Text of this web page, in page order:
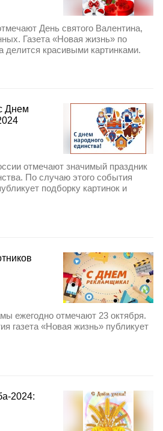
День святого Валентина,
Газета «Новая жизнь» по
делится красивыми картинками.
Днем
отмечают значимый праздник
По случаю этого события
подборку картинок и
ежегодно отмечают 23 октября.
газета «Новая жизнь» публикует
2024: